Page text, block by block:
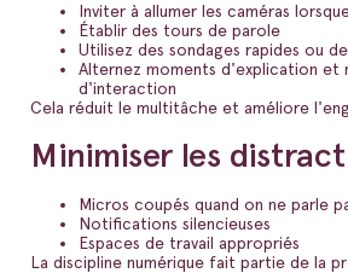
Inviter à allumer les caméras
Établir des tours de parole
Utilisez des sondages rapides ou
Alternez moments d'explication et
d'interaction
Cela réduit le multitâche et améliore
Minimiser les
Micros coupés quand on ne parle
Notifications silencieuses
Espaces de travail appropriés
La discipline numérique fait partie de la